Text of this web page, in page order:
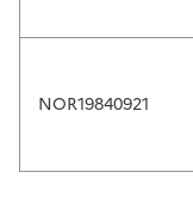
NOR19840921